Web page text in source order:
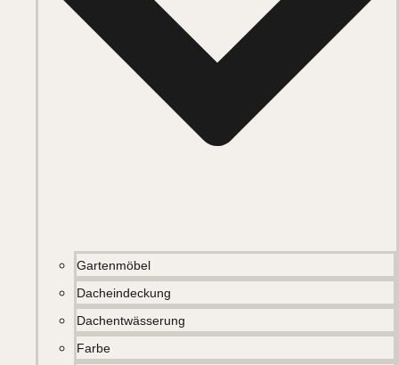
Gartenmöbel
Dacheindeckung
Dachentwässerung
Farbe